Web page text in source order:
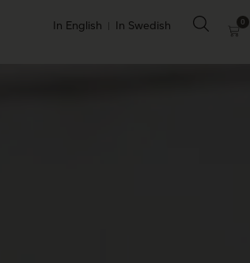
In English In Swedish 0